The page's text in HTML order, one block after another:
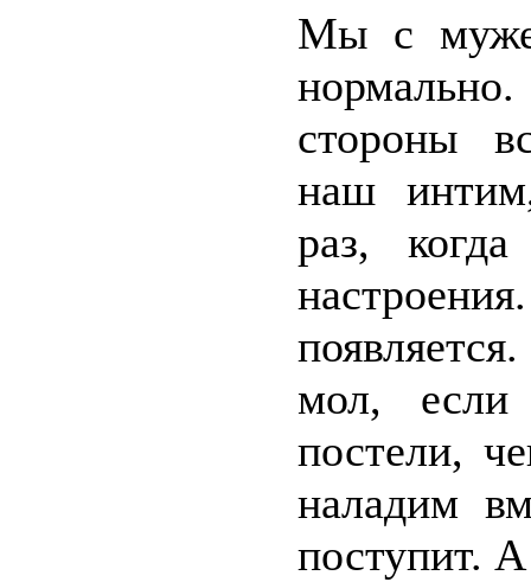
Мы с
стороны
наш
раз,
мол, если
постели,
наладим
поступит.